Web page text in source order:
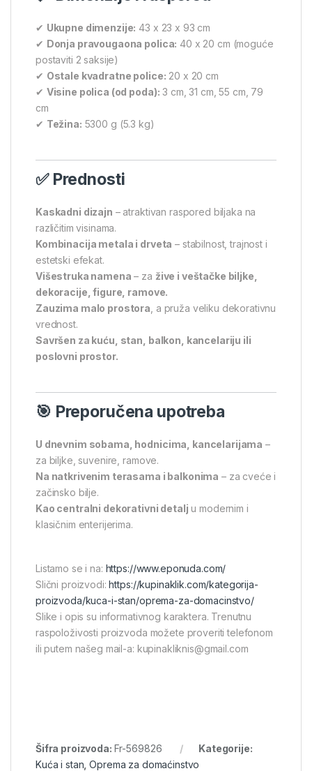
✔ Ukupne dimenzije: 43 x 23 x 93 cm
✔ Donja pravougaona polica: 40 x 20 cm (moguće
postaviti 2 saksije)
✔ Ostale kvadratne police: 20 x 20 cm
✔ Visine polica (od poda): 3 cm, 31 cm, 55 cm, 79
cm
✔ Težina: 5300 g (5.3 kg)
✅ Prednosti
Kaskadni dizajn – atraktivan raspored biljaka na
različitim visinama.
Kombinacija metala i drveta – stabilnost, trajnost i
estetski efekat.
Višestruka namena – za žive i veštačke biljke,
dekoracije, figure, ramove.
Zauzima malo prostora , a pruža veliku dekorativnu
vrednost.
Savršen za kuću, stan, balkon, kancelariju ili
poslovni prostor.
🎯 Preporučena upotreba
U dnevnim sobama, hodnicima, kancelarijama –
za biljke, suvenire, ramove.
Na natkrivenim terasama i balkonima – za cveće i
začinsko bilje.
Kao centralni dekorativni detalj u modernim i
klasičnim enterijerima.
Listamo se i na: https://www.eponuda.com/
Slični proizvodi:https://kupinaklik.com/kategorija-
proizvoda/kuca-i-stan/oprema-za-domacinstvo/
Slike i opis su informativnog karaktera. Trenutnu
raspoloživosti proizvoda možete proveriti telefonom
ili putem našeg mail-a: kupinakliknis@gmail.com
Šifra proizvoda: Fr-569826
Kategorije:
Kuća i stan ,Oprema za domaćinstvo